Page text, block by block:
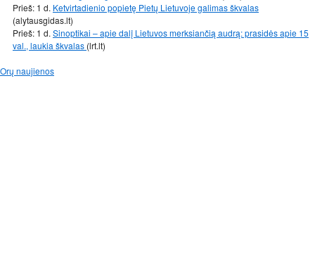
Prieš: 1 d. Ketvirtadienio popietę Pietų Lietuvoje galimas škvalas
(alytausgidas.lt)
Prieš: 1 d. Sinoptikai – apie dalį Lietuvos merksiančią audrą: prasidės apie 15
val., laukia škvalas (lrt.lt)
Orų naujienos